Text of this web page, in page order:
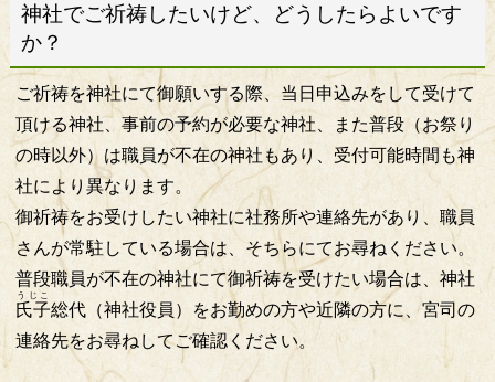
神社でご祈祷したいけど、どうしたらよいです
か？
ご祈祷を神社にて御願いする際、当日申込みをして受けて
頂ける神社、事前の予約が必要な神社、また普段（お祭り
の時以外）は職員が不在の神社もあり、受付可能時間も神
社により異なります。
御祈祷をお受けしたい神社に社務所や連絡先があり、職員
さんが常駐している場合は、そちらにてお尋ねください。
普段職員が不在の神社にて御祈祷を受けたい場合は、神社
氏子
うじこ
総代（神社役員）をお勤めの方や近隣の方に、宮司の
連絡先をお尋ねしてご確認ください。